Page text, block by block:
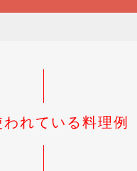
われている料理例